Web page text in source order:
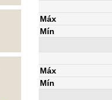
Máx
Mín
Máx
Mín